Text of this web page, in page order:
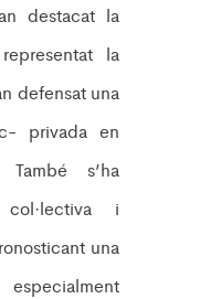
destacat la
la
defensat una
privada en
s’ha
i
una